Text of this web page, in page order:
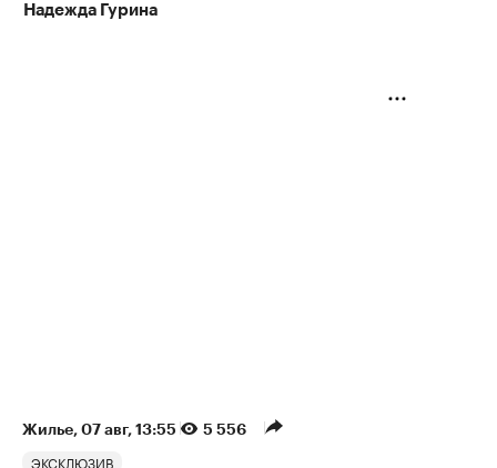
Надежда Гурина
Жилье⁠, 07 авг, 13:55 5 556
ЭКСКЛЮЗИВ